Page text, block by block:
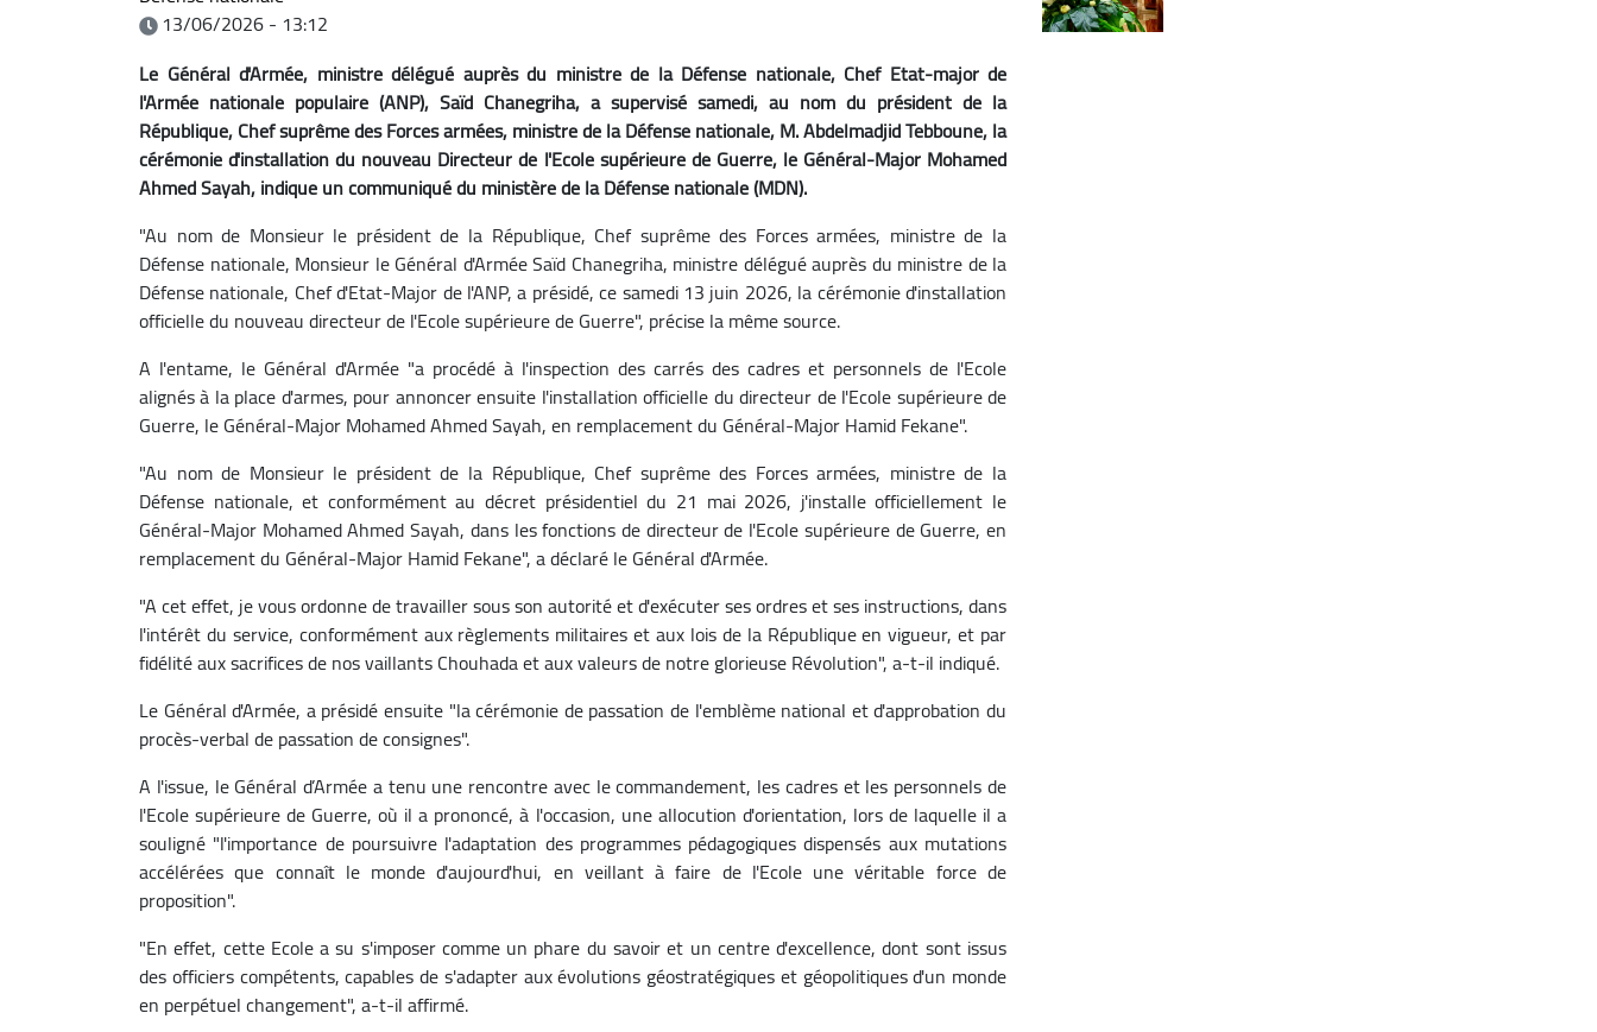
13/06/2026 - 13:12
Le Général d'Armée, ministre délégué auprès du ministre de la Défense nationale, Chef Etat-major de
l'Armée nationale populaire (ANP), Saïd Chanegriha, a supervisé samedi, au nom du président de la
République, Chef suprême des Forces armées, ministre de la Défense nationale, M. Abdelmadjid Tebboune, la
cérémonie d'installation du nouveau Directeur de l'Ecole supérieure de Guerre, le Général-Major Mohamed
Ahmed Sayah, indique un communiqué du ministère de la Défense nationale (MDN).
"Au nom de Monsieur le président de la République, Chef suprême des Forces armées, ministre de la
Défense nationale, Monsieur le Général d'Armée Saïd Chanegriha, ministre délégué auprès du ministre de la
Défense nationale, Chef d'Etat-Major de l'ANP, a présidé, ce samedi 13 juin 2026, la cérémonie d'installation
officielle du nouveau directeur de l'Ecole supérieure de Guerre", précise la même source.
A l'entame, le Général d'Armée "a procédé à l'inspection des carrés des cadres et personnels de l'Ecole
alignés à la place d'armes, pour annoncer ensuite l'installation officielle du directeur de l'Ecole supérieure de
Guerre, le Général-Major Mohamed Ahmed Sayah, en remplacement du Général-Major Hamid Fekane".
"Au nom de Monsieur le président de la République, Chef suprême des Forces armées, ministre de la
Défense nationale, et conformément au décret présidentiel du 21 mai 2026, j'installe officiellement le
Général-Major Mohamed Ahmed Sayah, dans les fonctions de directeur de l'Ecole supérieure de Guerre, en
remplacement du Général-Major Hamid Fekane", a déclaré le Général d'Armée.
"A cet effet, je vous ordonne de travailler sous son autorité et d'exécuter ses ordres et ses instructions, dans
l'intérêt du service, conformément aux règlements militaires et aux lois de la République en vigueur, et par
fidélité aux sacrifices de nos vaillants Chouhada et aux valeurs de notre glorieuse Révolution", a-t-il indiqué.
Le Général d'Armée, a présidé ensuite "la cérémonie de passation de l'emblème national et d'approbation du
procès-verbal de passation de consignes".
A l'issue, le Général d’Armée a tenu une rencontre avec le commandement, les cadres et les personnels de
l'Ecole supérieure de Guerre, où il a prononcé, à l'occasion, une allocution d'orientation, lors de laquelle il a
souligné "l'importance de poursuivre l'adaptation des programmes pédagogiques dispensés aux mutations
accélérées que connaît le monde d'aujourd'hui, en veillant à faire de l'Ecole une véritable force de
proposition".
"En effet, cette Ecole a su s'imposer comme un phare du savoir et un centre d'excellence, dont sont issus
des officiers compétents, capables de s'adapter aux évolutions géostratégiques et géopolitiques d'un monde
en perpétuel changement", a-t-il affirmé.